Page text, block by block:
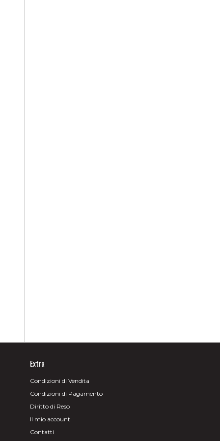
Extra
Condizioni di Vendita
Condizioni di Pagamento
Diritto di Reso
Il mio account
Contatti